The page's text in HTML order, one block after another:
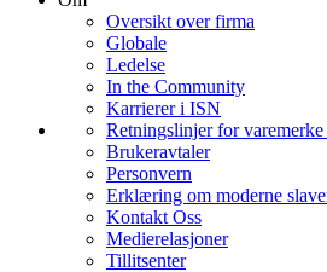
Oversikt over firma
Globale
Ledelse
In the Community
Karrierer i ISN
Retningslinjer for
Brukeravtaler
Personvern
Erklæring om moderne
Kontakt Oss
Medierelasjoner
Tillitsenter